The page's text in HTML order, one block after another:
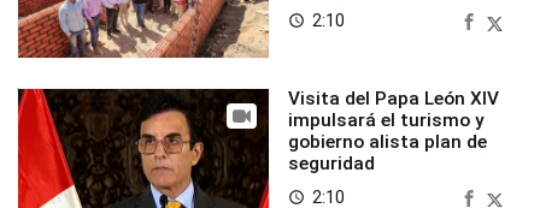
access_time 2:10
Visita del Papa León XIV
impulsará el turismo y
gobierno alista plan de
seguridad
access_time 2:10